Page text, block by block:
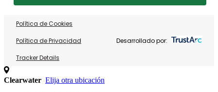
Política de Cookies
Política de Privacidad
Tracker Details
Desarrollado por:
Clearwater Elija otra ubicación